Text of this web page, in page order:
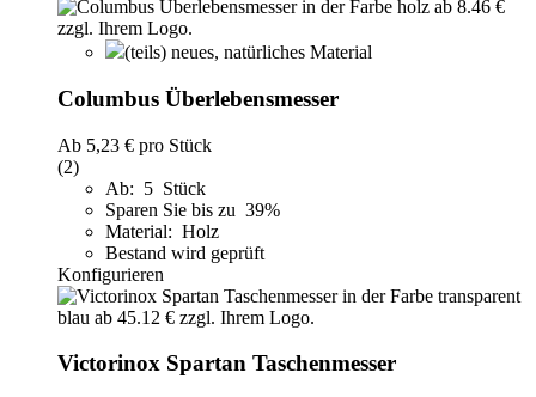
(teils) neues, natürliches Material
Columbus Überlebensmesser
Ab 5,23 € pro Stück
(2)
Ab: 5 Stück
Sparen Sie bis zu 39%
Material: Holz
Bestand wird geprüft
Konfigurieren
Victorinox Spartan Taschenmesser